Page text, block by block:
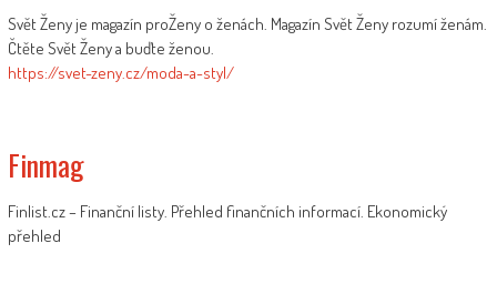
Svět Ženy je magazín proŽeny o ženách. Magazín Svět Ženy rozumí ženám.
Čtěte Svět Ženy a buďte ženou.
https://svet-zeny.cz/moda-a-styl/
Finmag
Finlist.cz – Finanční listy. Přehled finančních informací. Ekonomický
přehled